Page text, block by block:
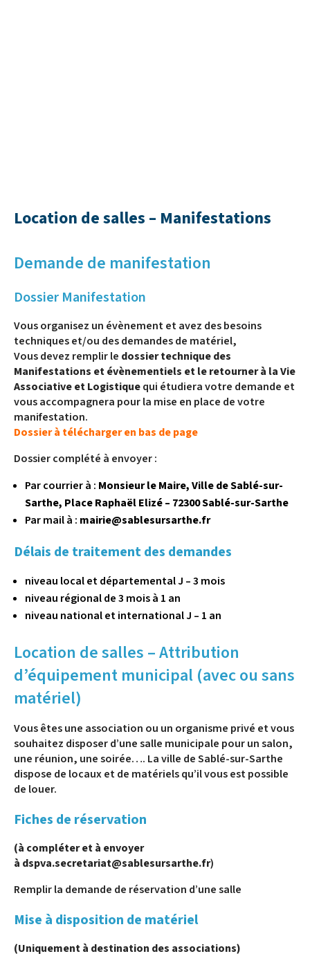
Location de salles – Manifestations
Demande de manifestation
Dossier Manifestation
Vous organisez un évènement et avez des besoins
techniques et/ou des demandes de matériel,
Vous devez remplir le dossier technique des
Manifestations et évènementiels et le retourner à la Vie
Associative et Logistiquequi étudiera votre demande et
vous accompagnera pour la mise en place de votre
manifestation.
Dossier à télécharger en bas de page
Dossier complété à envoyer :
Par courrier à : Monsieur le Maire, Ville de Sablé-sur-
Sarthe, Place Raphaël Elizé – 72300 Sablé-sur-Sarthe
Par mail à : mairie@sablesursarthe.fr
Délais de traitement des demandes
niveau local et départemental J – 3 mois
niveau régional de 3 mois à 1 an
niveau national et international J – 1 an
Location de salles – Attribution
d’équipement municipal (avec ou sans
matériel)
Vous êtes une association ou un organisme privé et vous
souhaitez disposer d’une salle municipale pour un salon,
une réunion, une soirée…. La ville de Sablé-sur-Sarthe
dispose de locaux et de matériels qu’il vous est possible
de louer.
Fiches de réservation
(à compléter et à envoyer
à dspva.secretariat@sablesursarthe.fr)
Remplir la demande de réservation d’une salle
Mise à disposition de matériel
(Uniquement à destination des associations)